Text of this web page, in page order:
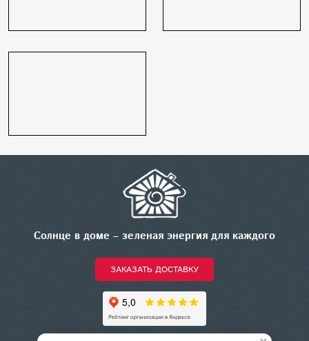
Солнце в доме – зеленая энергия для каждого
ЗАКАЗАТЬ ДОСТАВКУ